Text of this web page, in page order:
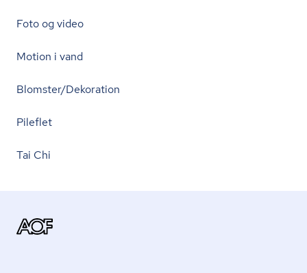
Foto og video
Motion i vand
Blomster/Dekoration
Pileflet
Tai Chi